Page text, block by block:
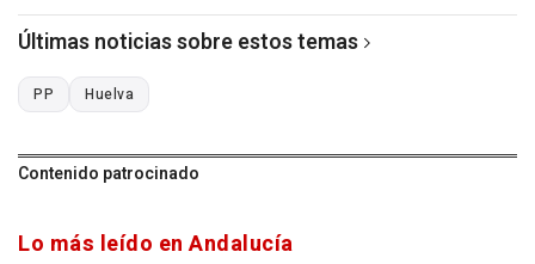
Últimas noticias sobre estos temas
PP Huelva
Contenido patrocinado
Lo más leído en Andalucía